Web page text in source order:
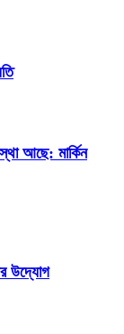
আছে: মার্কিন
উদ্যোগ